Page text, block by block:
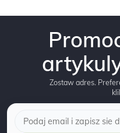
Zostaw adres.